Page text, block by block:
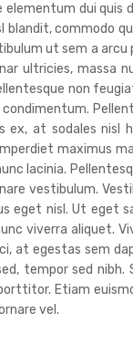
dui quis
commodo
ut sem a
ultricies, massa
non
at sodales nisl
maximus
lacinia.
vestibulum.
eget nisl. Ut eget
viverra aliquet.
at egestas sem
tempor sed nibh.
Etiam
vel.